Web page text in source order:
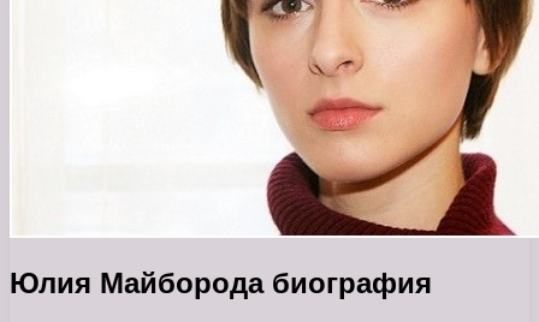
Юлия Майборода биография